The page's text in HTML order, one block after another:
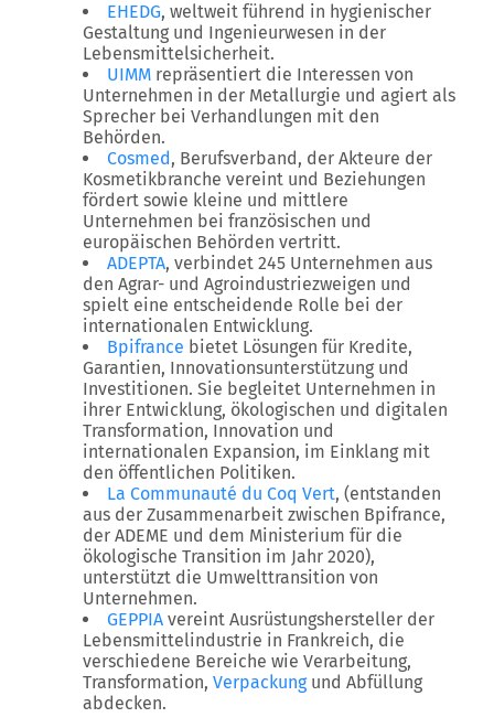
EHEDG, weltweit führend in hygienischer
Gestaltung und Ingenieurwesen in der
Lebensmittelsicherheit.
UIMM repräsentiert die Interessen von
Unternehmen in der Metallurgie und agiert als
Sprecher bei Verhandlungen mit den
Behörden.
Cosmed, Berufsverband, der Akteure der
Kosmetikbranche vereint und Beziehungen
fördert sowie kleine und mittlere
Unternehmen bei französischen und
europäischen Behörden vertritt.
ADEPTA, verbindet 245 Unternehmen aus
den Agrar- und Agroindustriezweigen und
spielt eine entscheidende Rolle bei der
internationalen Entwicklung.
Bpifrance bietet Lösungen für Kredite,
Garantien, Innovationsunterstützung und
Investitionen. Sie begleitet Unternehmen in
ihrer Entwicklung, ökologischen und digitalen
Transformation, Innovation und
internationalen Expansion, im Einklang mit
den öffentlichen Politiken.
La Communauté du Coq Vert, (entstanden
aus der Zusammenarbeit zwischen Bpifrance,
der ADEME und dem Ministerium für die
ökologische Transition im Jahr 2020),
unterstützt die Umwelttransition von
Unternehmen.
GEPPIA vereint Ausrüstungshersteller der
Lebensmittelindustrie in Frankreich, die
verschiedene Bereiche wie Verarbeitung,
Transformation, Verpackungund Abfüllung
abdecken.